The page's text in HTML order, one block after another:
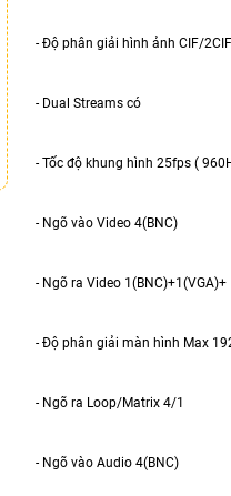
- Độ phân giải hình ảnh CIF/
- Dual Streams có
- Tốc độ khung hình 25fps (
- Ngõ vào Video 4(BNC)
- Ngõ ra Video 1(BNC)+1(VGA)+
- Độ phân giải màn hình Max
- Ngõ ra Loop/Matrix 4/1
- Ngõ vào Audio 4(BNC)